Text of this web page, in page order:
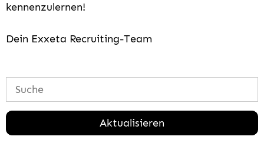
kennenzulernen!
Dein Exxeta Recruiting-Team
Aktualisieren